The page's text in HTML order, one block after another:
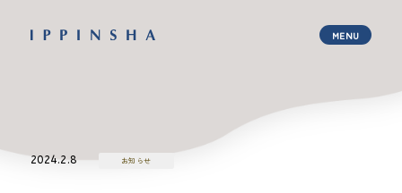
2024.2.8 お知らせ